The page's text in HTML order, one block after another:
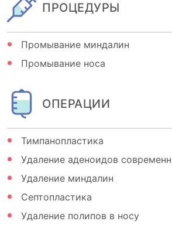
ПРОЦЕДУРЫ
Промывание миндалин
Промывание носа
ОПЕРАЦИИ
Тимпанопластика
Удаление аденоидов
Удаление миндалин
Септопластика
Удаление полипов в носу